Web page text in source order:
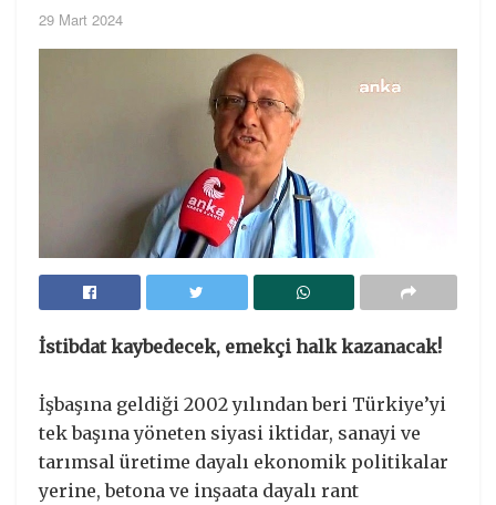
29 Mart 2024
İstibdat kaybedecek, emekçi halk kazanacak!
İşbaşına geldiği 2002 yılından beri Türkiye’yi
tek başına yöneten siyasi iktidar, sanayi ve
tarımsal üretime dayalı ekonomik politikalar
yerine, betona ve inşaata dayalı rant